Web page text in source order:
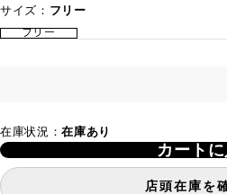
サイズ： フリー
フリー
在庫状況：在庫あり
カート
店頭在庫を